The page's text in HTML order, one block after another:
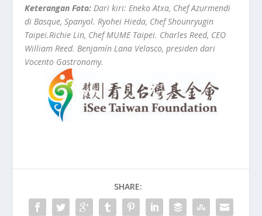
Keterangan Foto: Dari kiri: Eneko Atxa, Chef Azurmendi
di Basque, Spanyol. Ryohei Hieda, Chef Shounryugin
Taipei.Richie Lin, Chef MUME Taipei. Charles Reed, CEO
William Reed. Benjamín Lana Velasco, presiden dari
Vocento Gastronomy.
SHARE: